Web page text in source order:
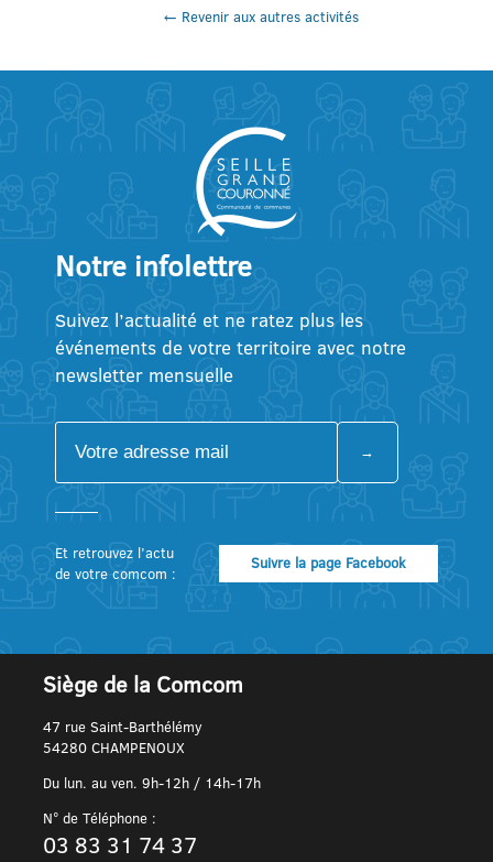
← Revenir aux autres activités
Notre infolettre
Suivez l’actualité et ne ratez plus les
événements de votre territoire avec notre
newsletter mensuelle
Et retrouvez l’actu
de votre comcom :
Suivre la page Facebook
Siège de la Comcom
47 rue Saint-Barthélémy
54280 CHAMPENOUX
Du lun. au ven. 9h-12h / 14h-17h
N° de Téléphone :
03 83 31 74 37